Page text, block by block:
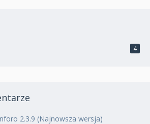
4
2.3.9 (Najnowsza wersja)